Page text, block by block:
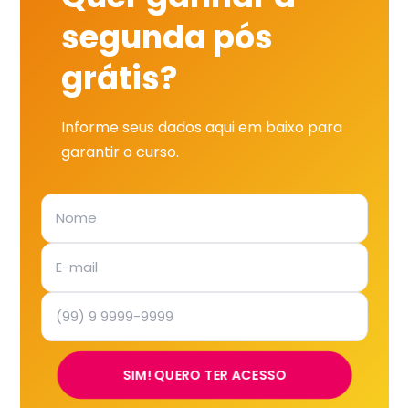
segunda pós
grátis?
Informe seus dados aqui em baixo para
garantir o curso.
SIM! QUERO TER ACESSO